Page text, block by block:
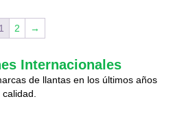
1 2 →
Internacionales
de llantas en los últimos años